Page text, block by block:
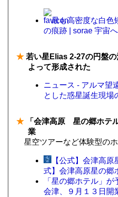
最も高密度な白色
の痕跡 | sorae 宇宙
★ 若い星Elias 2-27の円盤
よって形成された
ニュース - アルマ望
とした惑星誕生現場
★ 「会津高原 星の郷ホテ
業
星空ツアーなど体験型の
【公式】会津高
式】会津高原星の郷
「星の郷ホテル」
会津、９月１３日開